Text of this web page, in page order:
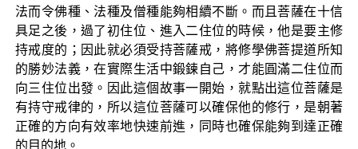
法而令佛種、法種及僧種能夠相續不斷。而且菩薩在十信
具足之後，過了初住位、進入二住位的時候，他是要主修
持戒度的；因此就必須受持菩薩戒，將修學佛菩提道所知
的勝妙法義，在實際生活中鍛鍊自己，才能圓滿二住位而
向三住位出發。因此這個故事一開始，就點出這位菩薩是
有持守戒律的，所以這位菩薩可以確保他的修行，是朝著
正確的方向有效率地快速前進，同時也確保能夠到達正確
的目的地。